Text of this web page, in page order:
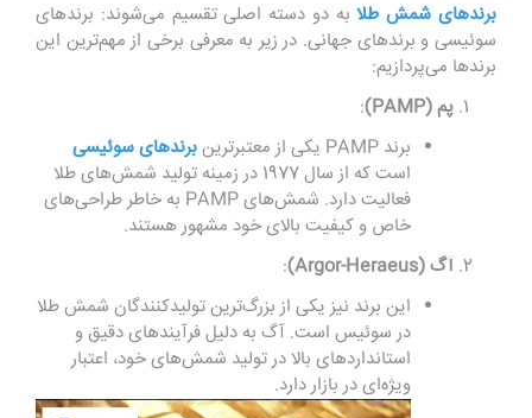
برندهای شمش طلا به دو دسته اصلی تقسیم می‌شوند: برندهای
سوئیسی و برندهای جهانی. در زیر به معرفی برخی از مهم‌ترین این
برندها می‌پردازیم:
پم(PAMP)
:
برند PAMP یکی از معتبرترین
برندهای سوئیسی
است که از سال 1977 در زمینه تولید شمش‌های طلا
فعالیت دارد. شمش‌های PAMP به خاطر طراحی‌های
خاص و کیفیت بالای خود مشهور هستند.
آگ(Argor-Heraeus)
:
این برند نیز یکی از بزرگ‌ترین تولیدکنندگان شمش طلا
در سوئیس است. آگ به دلیل فرآیندهای دقیق و
استانداردهای بالا در تولید شمش‌های خود، اعتبار
ویژه‌ای در بازار دارد.